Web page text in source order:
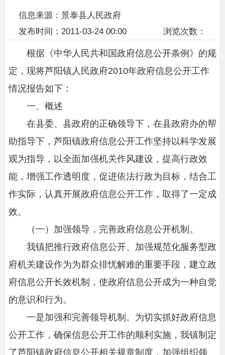
信息来源：景泰县人民政府
发布时间：2011-03-24 00:00
浏览次数：
根据《中华人民共和国政府信息公开条例》的规
定，现将芦阳镇人民政府2010年政府信息公开工作
情况报告如下：
一、概述
在县委、县政府的正确领导下，在县政府办的帮
助指导下，芦阳镇政府信息公开工作坚持以科学发展
观为指导，以全面加强机关作风建设，提高行政效
能，增强工作透明度，促进依法行政为目标，结合工
作实际，认真开展政府信息公开工作，取得了一定成
效。
（一）加强领导，完善政府信息公开机制。
我镇把推行政府信息公开、加强规范化服务型政
府机关建设作为为群众排忧解难的重要手段，建立政
府信息公开长效机制，使政府信息公开成为一种自觉
的意识和行为。
一是加强和完善领导机制。为切实抓好政府信息
公开工作，确保信息公开工作的顺利实施，我镇制定
了芦阳镇政府信息公开相关规章制度，加强组织领